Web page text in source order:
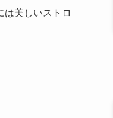
は美しいストロ